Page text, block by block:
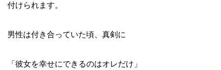
付けられます。
男性は付き合っていた頃、真剣に
「彼女を幸せにできるのはオレだけ」